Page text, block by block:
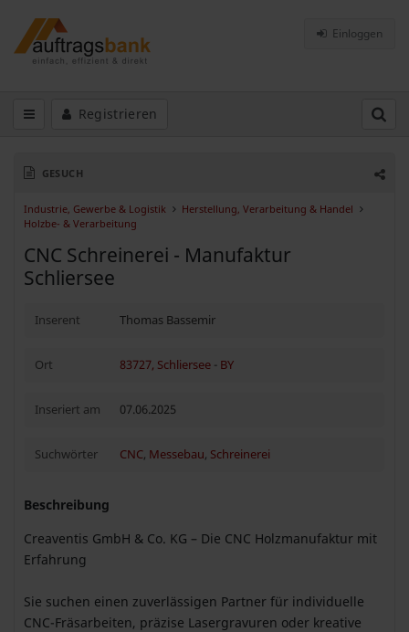
Einloggen
Registrieren
GESUCH
Industrie, Gewerbe & Logistik
Herstellung, Verarbeitung & Handel
Holzbe- & Verarbeitung
CNC Schreinerei - Manufaktur
Schliersee
Inserent Thomas Bassemir
Ort 83727, Schliersee - BY
Inseriert am 07.06.2025
Suchwörter CNC, Messebau, Schreinerei
Beschreibung
Creaventis GmbH & Co. KG – Die CNC Holzmanufaktur mit
Erfahrung
Sie suchen einen zuverlässigen Partner für individuelle
CNC-Fräsarbeiten, präzise Lasergravuren oder kreative